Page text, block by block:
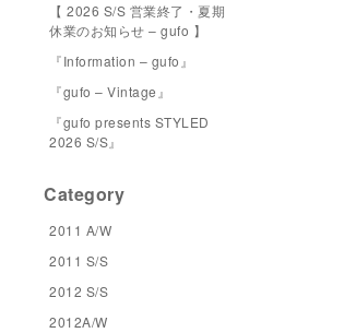
【 2026 S/S 営業終了・夏期
休業のお知らせ – gufo 】
『Information – gufo』
『gufo – Vintage』
『gufo presents STYLED
2026 S/S』
Category
2011 A/W
2011 S/S
2012 S/S
2012A/W